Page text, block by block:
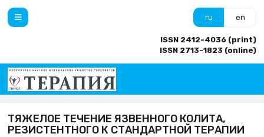
ru en
ISSN 2412-4036 (print)
ISSN 2713-1823 (online)
ТЯЖЕЛОЕ ТЕЧЕНИЕ ЯЗВЕННОГО КОЛИТА,
РЕЗИСТЕНТНОГО К СТАНДАРТНОЙ ТЕРАПИИ